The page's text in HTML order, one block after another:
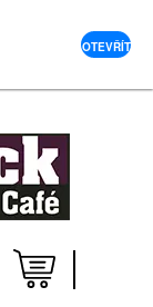
OTEVŘÍT